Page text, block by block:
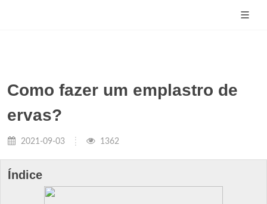
Como fazer um emplastro de
ervas?
2021-09-03 1362
Índice